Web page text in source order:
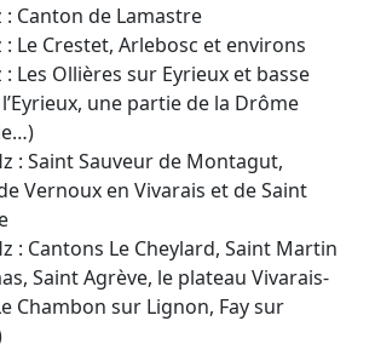
: Canton de Lamastre
: Le Crestet, Arlebosc et environs
: Les Ollières sur Eyrieux et basse
une partie de la Drôme
: Saint Sauveur de Montagut,
Vernoux en Vivarais et de Saint
: Cantons Le Cheylard, Saint Martin
Saint Agrève, le plateau Vivarais-
Chambon sur Lignon, Fay sur